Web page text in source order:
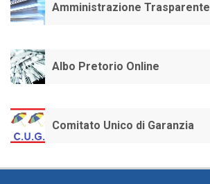
Amministrazione Trasparente
Albo Pretorio Online
Comitato Unico di Garanzia